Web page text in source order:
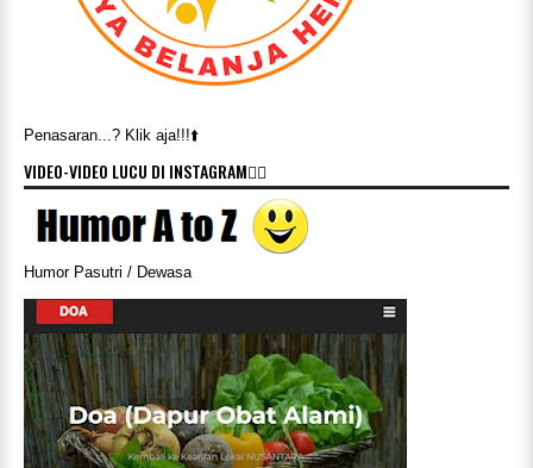
Penasaran...? Klik aja!!!⬆️
VIDEO-VIDEO LUCU DI INSTAGRAM👇🏻
Humor Pasutri / Dewasa